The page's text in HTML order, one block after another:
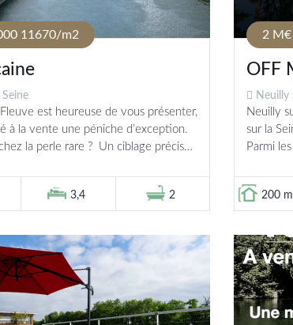
11670/m2
Fleuve est heureuse de vous présenter,
à la vente une péniche d’exception.
la perle rare ? Un ciblage précis
3,4 2
2 M€
OFF
Neuilly
Neuilly
sur la
Parmi
200